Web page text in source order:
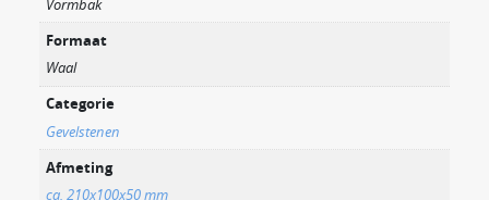
Vormbak
Formaat
Waal
Categorie
Gevelstenen
Afmeting
ca. 210x100x50 mm